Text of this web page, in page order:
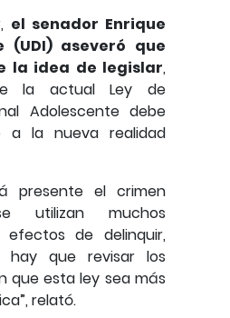
el senador Enrique
(UDI) aseveró que
la idea de legislar,
la actual Ley de
Adolescente debe
a la nueva realidad
presente el crimen
utilizan muchos
efectos de delinquir,
que revisar los
que esta ley sea más
relató.